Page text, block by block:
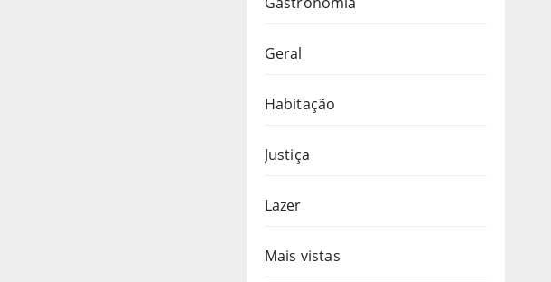
Geral
Habitação
Justiça
Lazer
Mais vistas